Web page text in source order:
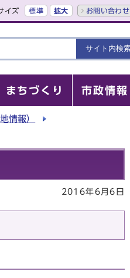
イズ 標準 拡大 お問い合わせ
まちづくり 市政情報
情報）
2016年6月6日